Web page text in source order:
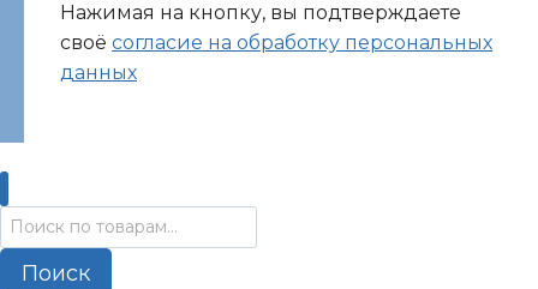
Нажимая на кнопку, вы подтверждаете
своё согласие на обработку персональных
данных
Искать:
Поиск